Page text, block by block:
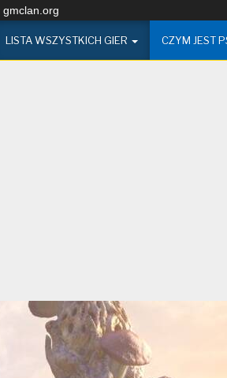
gmclan.org
LISTA WSZYSTKICH GIER CZYM JEST